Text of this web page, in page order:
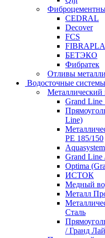
CEDRAL
Decover
FCS
БЕТЭКО
Фибратек
Отливы
Водосточные системы
Металлический
Grand Line
Line)
PE 185/150
Aquasystem
Grand Line
Optima
ИСТОК
Медный
Металл
Сталь
/ Гранд